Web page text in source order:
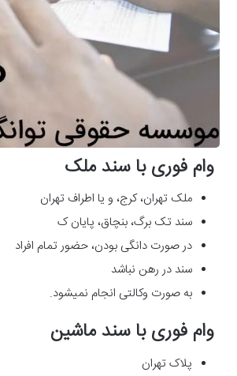
وام فوری با سند ملک
ملک تهران، کرج، و یا اطراف تهران
سند تک برگ، بنچاق، پایان ک
در صورت دانگی بودن، حضور تمام افراد
سند در رهن نباشد
به صورت وکالتی انجام نمیشود.
وام فوری با سند ماشین
پلاک تهران